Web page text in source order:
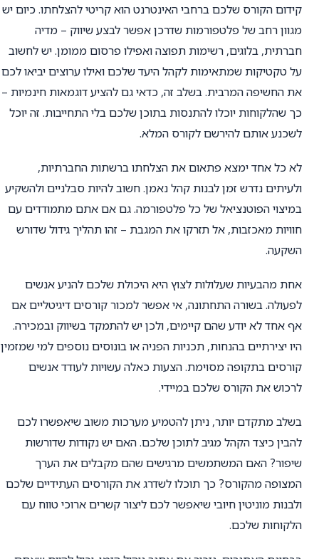
קידום הקורס שלכם ברחבי האינטרנט הוא קריטי להצלחתו. כיום יש
מגוון רחב של פלטפורמות שדרכן אפשר לבצע שיווק – מדיה
חברתית, בלוגים, רשימות תפוצה ואפילו פרסום ממומן. יש לחשוב
על טקטיקות שמתאימות לקהל היעד שלכם ואילו ערוצים יביאו לכם
את החשיפה המרבית. בשלב זה, כדאי גם להציע דוגמאות חינמיות –
כך שהלקוחות יוכלו להתנסות בתוכן שלכם בלי התחייבות. זה יוכל
לשכנע אותם להירשם לקורס המלא.
לא כל אחד ימצא פתאום את הצלחתו ברשתות החברתיות,
ולעיתים נדרש זמן לבנות קהל נאמן. חשוב להיות סבלניים ולהשקיע
במיצוי הפוטנציאל של כל פלטפורמה. גם אם אתם מתמודדים עם
חוויות מאכזבות, אל תזרקו את המגבת – זהו תהליך גידול שדורש
השקעה.
אחת מהבעיות שעלולות לצוץ היא היכולת שלכם להניע אנשים
לפעולה. בשורה התחתונה, אי אפשר למכור קורסים דיגיטליים אם
אף אחד לא יודע שהם קיימים, ולכן יש להתמקד בשיווק ובמכירה.
היו יצירתיים בהנחות, תכניות הפניה או בונוסים נוספים למי שמזמין
קורסים בתקופה מסוימת. הצעות כאלה עשויות לעודד אנשים
לרכוש את הקורס שלכם במיידי.
בשלב מתקדם יותר, ניתן להטמיע מערכות משוב שיאפשרו לכם
להבין כיצד הקהל מגיב לתוכן שלכם. האם יש נקודות שדורשות
שיפור? האם המשתמשים מרגישים שהם מקבלים את הערך
המצופה מהקורס? כך תוכלו לשדרג את הקורסים העתידיים שלכם
ולבנות מוניטין חיובי שיאפשר לכם ליצור קשרים ארוכי טווח עם
הלקוחות שלכם.